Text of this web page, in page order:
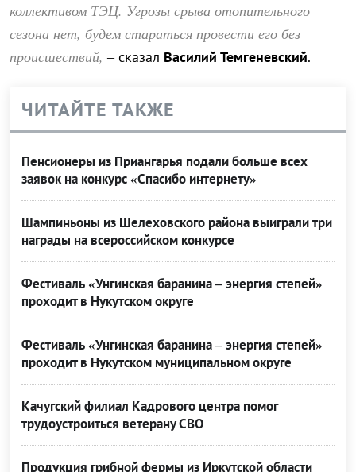
коллективом ТЭЦ. Угрозы срыва отопительного
сезона нет, будем стараться провести его без
происшествий, – сказал Василий Темгеневский.
ЧИТАЙТЕ ТАКЖЕ
Пенсионеры из Приангарья подали больше всех
заявок на конкурс «Спасибо интернету»
Шампиньоны из Шелеховского района выиграли три
награды на всероссийском конкурсе
Фестиваль «Унгинская баранина – энергия степей»
проходит в Нукутском округе
Фестиваль «Унгинская баранина – энергия степей»
проходит в Нукутском муниципальном округе
Качугский филиал Кадрового центра помог
трудоустроиться ветерану СВО
Продукция грибной фермы из Иркутской области